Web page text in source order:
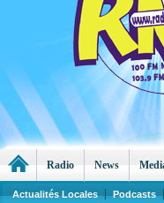
Radio News
Actualités Locales Podcasts